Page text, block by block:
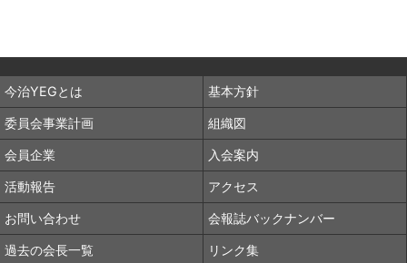
今治YEGとは 基本方針
委員会事業計画 組織図
会員企業 入会案内
活動報告 アクセス
お問い合わせ 会報誌バックナンバー
過去の会長一覧 リンク集